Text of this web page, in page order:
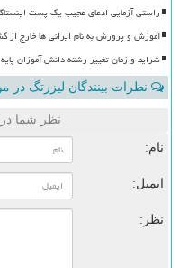
راستی آزمایی ادعای عجیب یک پست
آموزش و پرورش به نام ایرانی ها خارج
شرایط و زمان تغییر رشته دانش آموزان
نظرات بینندگان لیزرتگ در
نظر شما
نام:
ایمیل:
نظر: